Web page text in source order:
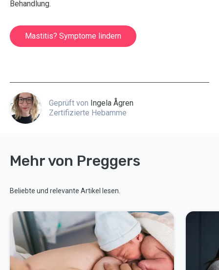
Behandlung.
Mastitis? Symptome lindern
Geprüft von Ingela Ågren
Zertifizierte Hebamme
Mehr von Preggers
Beliebte und relevante Artikel lesen.